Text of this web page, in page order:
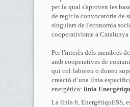
per la qual s'aproven les
de regir la convocatòria de
singulars de l'economia
cooperativisme a Catalunya
Per l'interès dels membres
amb cooperatives de
qui col·laboreu o doneu
creació d’una línia
energètica: línia
La línia 6, EnergètiquESS,